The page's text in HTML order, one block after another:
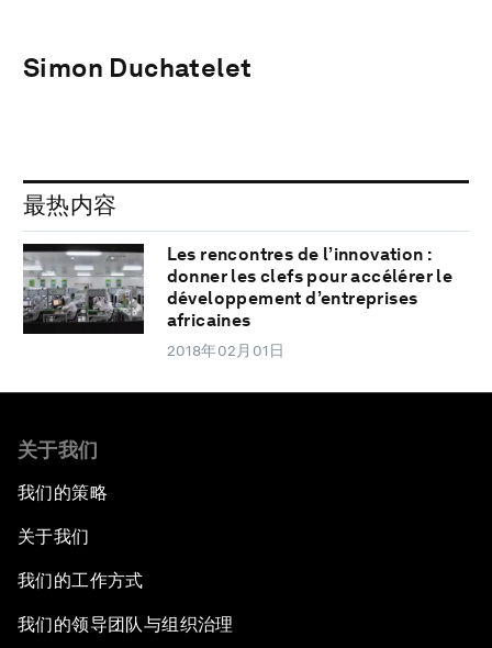
Simon Duchatelet
最热内容
Les rencontres de l’innovation :
donner les clefs pour accélérer le
développement d’entreprises
africaines
2018年02月01日
关于我们
我们的策略
关于我们
我们的工作方式
我们的领导团队与组织治理